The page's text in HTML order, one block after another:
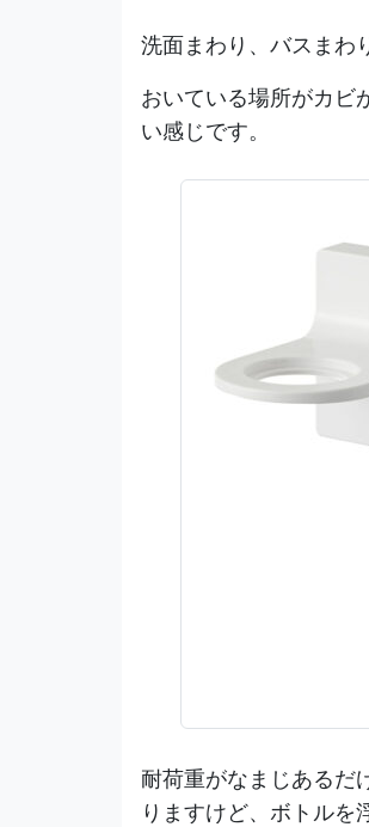
洗面まわり、バスまわ
おいている場所がカビ
い感じです。
耐荷重がなまじあるだ
りますけど、ボトルを